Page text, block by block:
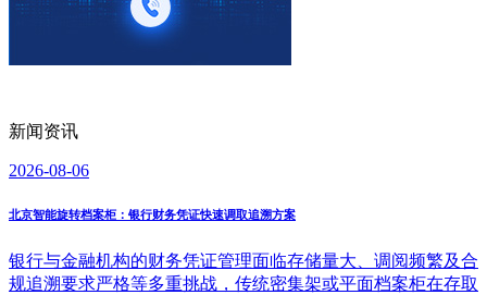
新闻资讯
2026-08-06
北京智能旋转档案柜：银行财务凭证快速调取追溯方案
银行与金融机构的财务凭证管理面临存储量大、调阅频繁及合
规追溯要求严格等多重挑战，传统密集架或平面档案柜在存取